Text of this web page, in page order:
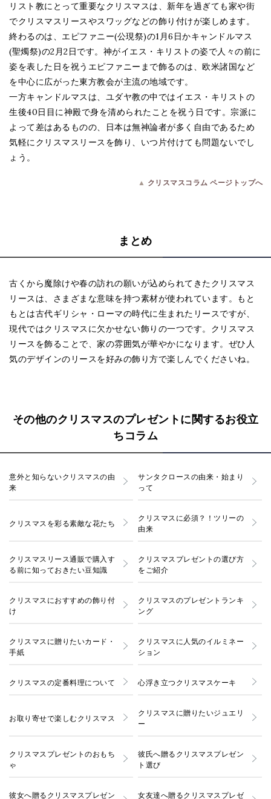
リスト教にとって重要なクリスマスは、新年を過ぎても家や街
でクリスマスリースやスワッグなどの飾り付けが楽しめます。
終わるのは、エピファニー(公現祭)の1月6日かキャンドルマス
(聖燭祭)の2月2日です。神がイエス・キリストの姿で人々の前に
姿を表した日を祝うエピファニーまで飾るのは、欧米諸国など
を中心に広がった東方教会が主流の地域です。
一方キャンドルマスは、ユダヤ教の中ではイエス・キリストの
生後40日目に神殿で身を清められたことを祝う日です。宗派に
よって差はあるものの、日本は無神論者が多く自由であるため
気軽にクリスマスリースを飾り、いつ片付けても問題ないでし
ょう。
▲ クリスマスコラム ページトップへ
まとめ
古くから魔除けや春の訪れの願いが込められてきたクリスマス
リースは、さまざまな意味を持つ素材が使われています。もと
もとは古代ギリシャ・ローマの時代に生まれたリースですが、
現代ではクリスマスに欠かせない飾りの一つです。クリスマス
リースを飾ることで、家の雰囲気が華やかになります。ぜひ人
気のデザインのリースを好みの飾り方で楽しんでくださいね。
その他のクリスマスのプレゼントに関するお役立
ちコラム
意外と知らないクリスマスの由
来
サンタクロースの由来・始まり
って
クリスマスを彩る素敵な花たち
クリスマスに必須？！ツリーの
由来
クリスマスリース通販で購入す
る前に知っておきたい豆知識
クリスマスプレゼントの選び方
をご紹介
クリスマスにおすすめの飾り付
け
クリスマスのプレゼントランキ
ング
クリスマスに贈りたいカード・
手紙
クリスマスに人気のイルミネー
ション
クリスマスの定番料理について 心浮き立つクリスマスケーキ
お取り寄せで楽しむクリスマス
クリスマスに贈りたいジュエリ
ー
クリスマスプレゼントのおもち
ゃ
彼氏へ贈るクリスマスプレゼン
ト選び
彼女へ贈るクリスマスプレゼン 女友達へ贈るクリスマスプレゼ